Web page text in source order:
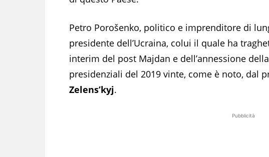
Petro Porošenko, politico e imprenditore di
presidente dell’Ucraina, colui il quale ha
interim del post Majdan e dell’annessione
presidenziali del 2019 vinte, come è noto, dal
Zelens’kyj.
Pubblicità